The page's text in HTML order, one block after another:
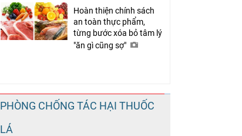
Hoàn thiện chính sách
an toàn thực phẩm,
từng bước xóa bỏ tâm lý
"ăn gì cũng sợ"
PHÒNG CHỐNG TÁC HẠI THUỐC
LÁ